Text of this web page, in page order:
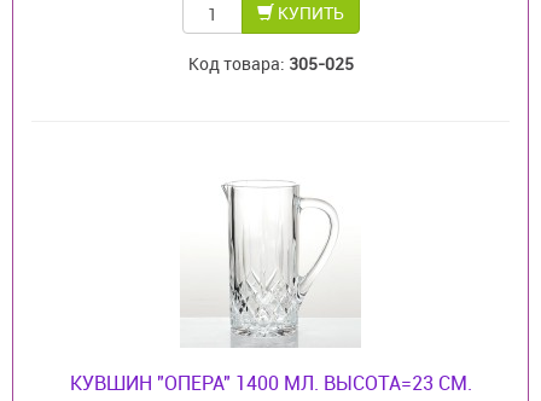
КУПИТЬ
Код товара: 305-025
КУВШИН "ОПЕРА" 1400 МЛ. ВЫСОТА=23 СМ.